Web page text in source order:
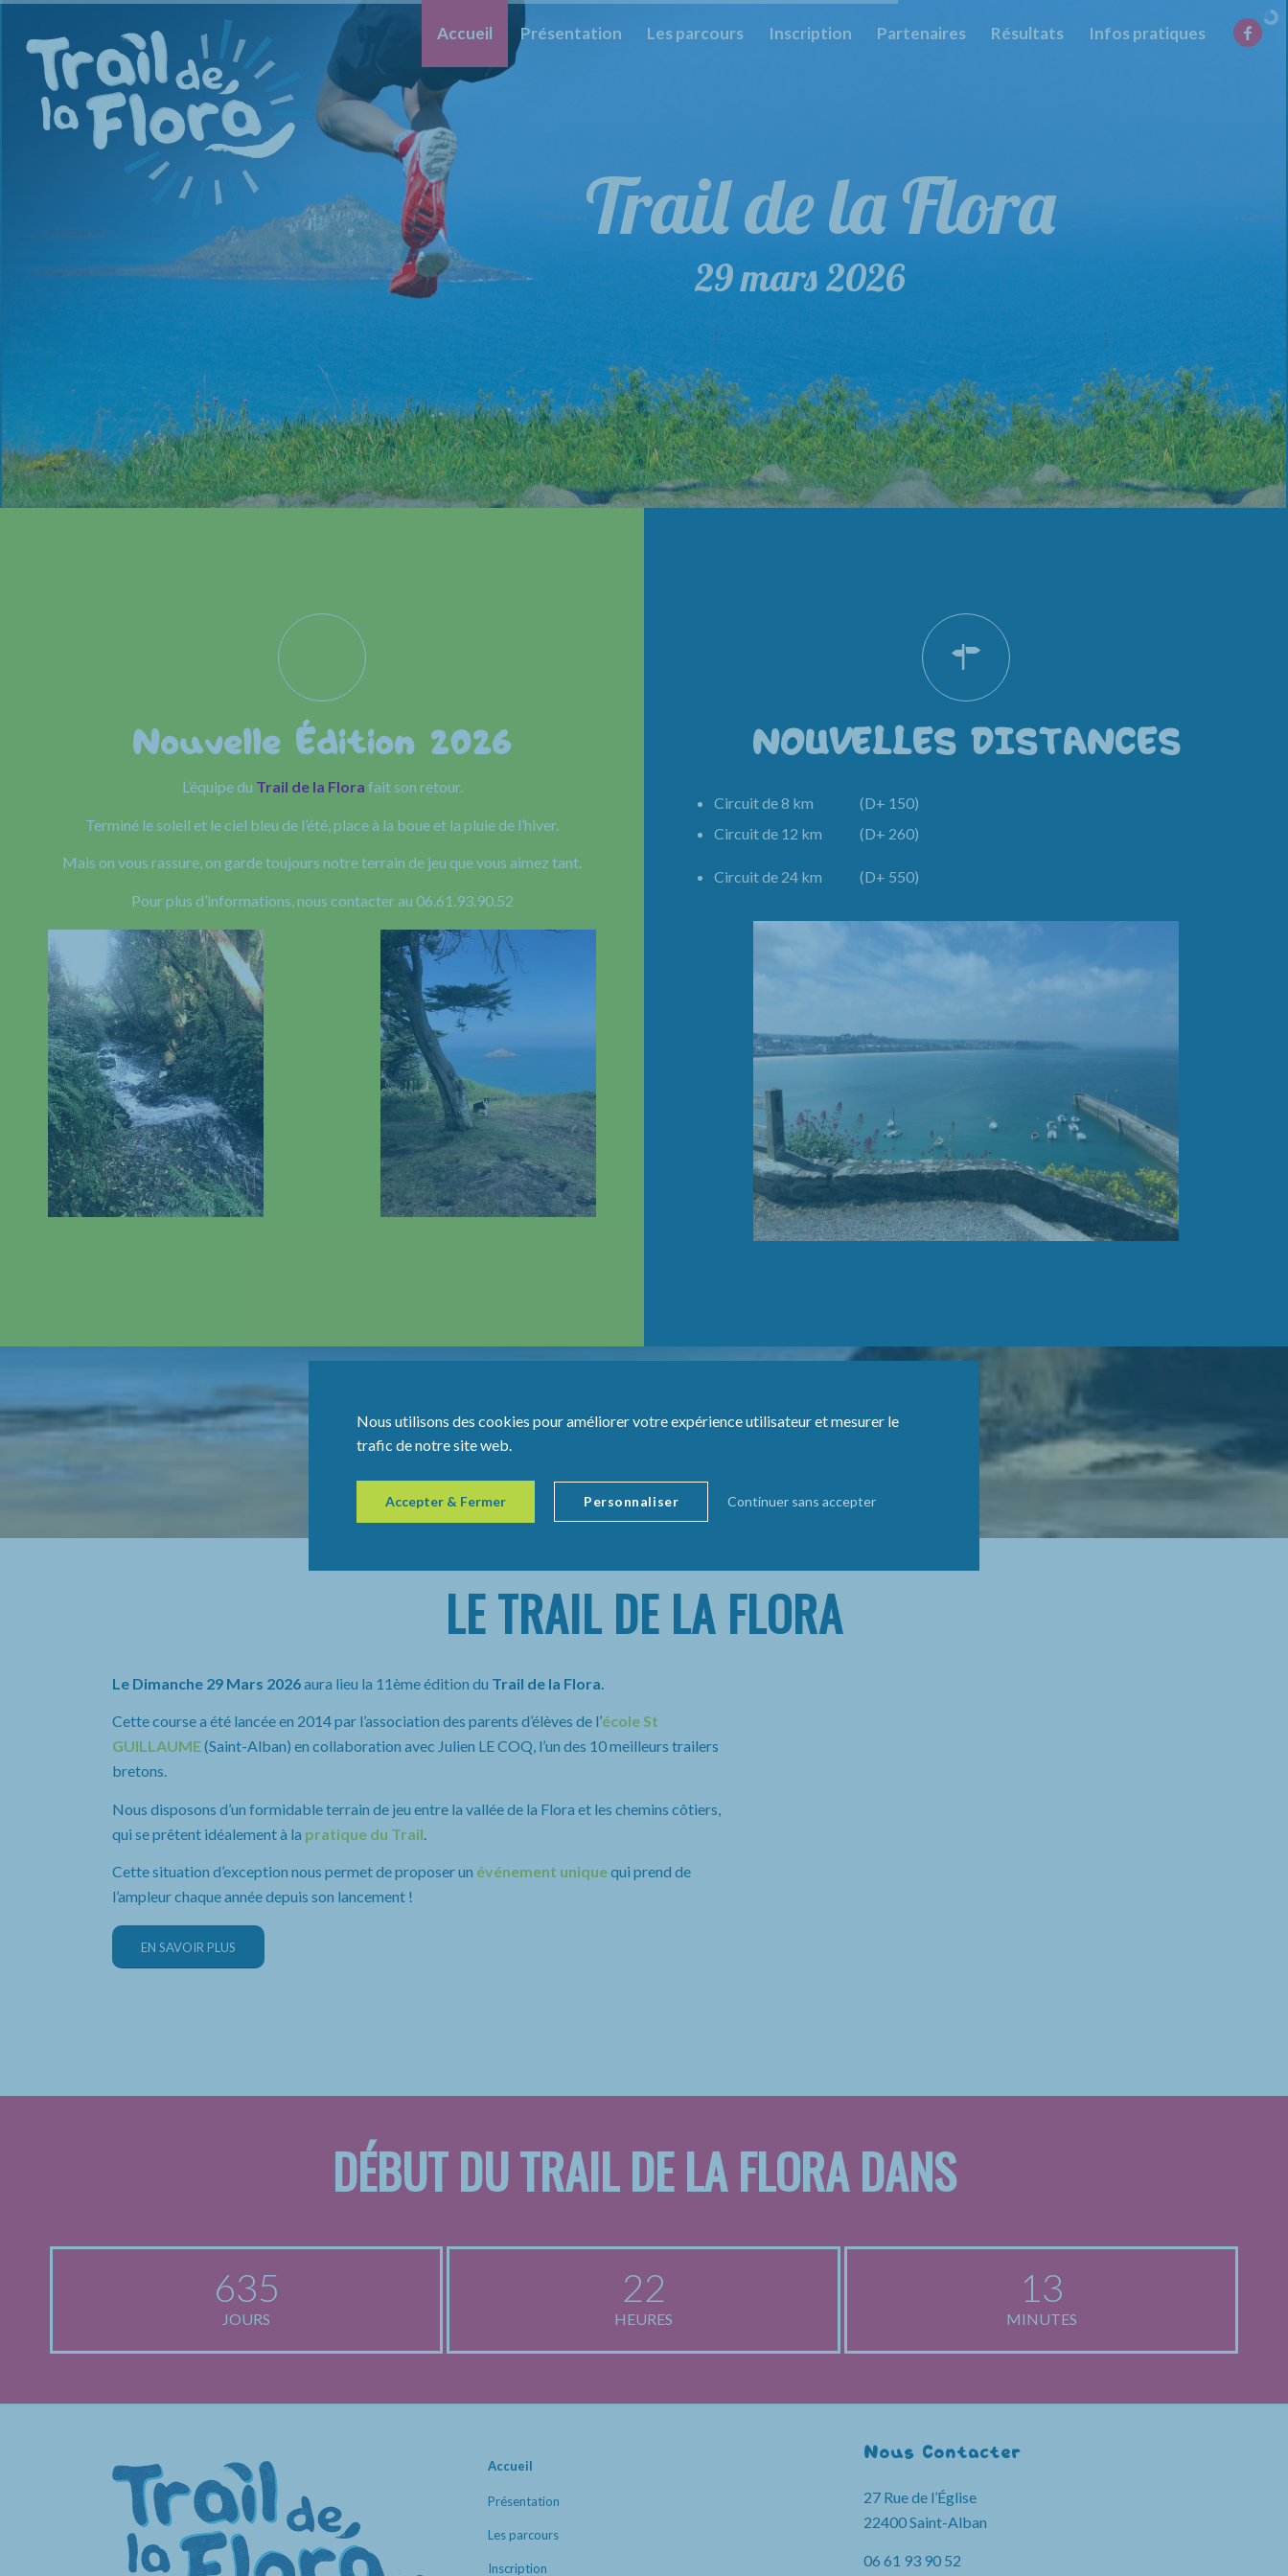
Accueil Présentation Les parcours Inscription Partenaires Résultats Infos pratiques
Trail de la Flora
29 mars 2026
Nouvelle Édition 2026
L’équipe du Trail de la Flora fait son retour.
Terminé le soleil et le ciel bleu de l’été, place à la boue et la pluie de l’hiver.
Mais on vous rassure, on garde toujours notre terrain de jeu que vous aimez tant.
Pour plus d’informations, nous contacter au 06.61.93.90.52
NOUVELLES DISTANCES
Circuit de 8 km (D+ 150)
Circuit de 12 km (D+ 260)
Circuit de 24 km (D+ 550)
LE TRAIL DE LA FLORA
Le Dimanche 29 Mars 2026aura lieu la 11ème édition du Trail de la Flora.
Cette course a été lancée en 2014 par l’association des parents d’élèves de l’école St
GUILLAUME(Saint-Alban) en collaboration avec Julien LE COQ, l’un des 10 meilleurs trailers
bretons.
Nous disposons d’un formidable terrain de jeu entre la vallée de la Flora et les chemins côtiers,
qui se prêtent idéalement à la pratique du Trail
Cette situation d’exception nous permet de proposer un événement uniquequi prend de
l’ampleur chaque année depuis son lancement !
EN SAVOIR PLUS
DÉBUT DU TRAIL DE LA FLORA DANS
635
JOURS
22
HEURES
13
MINUTES
Accueil
Présentation
Les parcours
Inscription
Nous Contacter
27 Rue de l’Église
22400 Saint-Alban
06 61 93 90 52
Nous utilisons des cookies pour améliorer votre expérience utilisateur et mesurer le
trafic de notre site web.
Accepter & Fermer Continuer sans accepter
Personnaliser